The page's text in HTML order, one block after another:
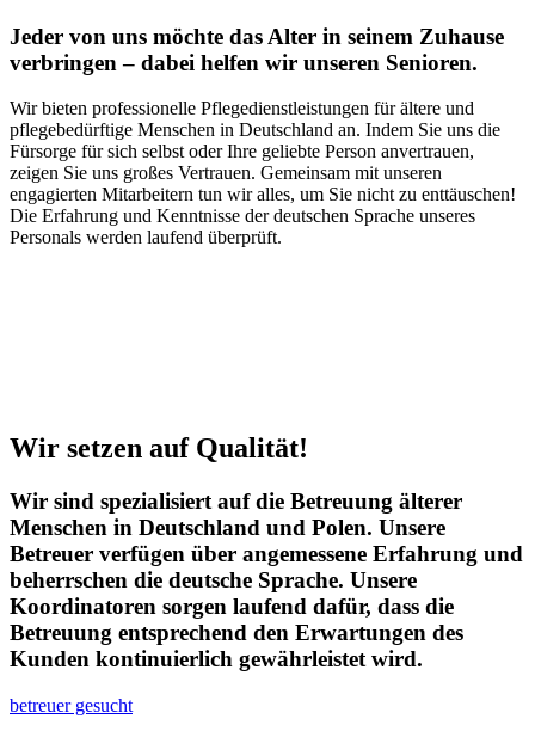
Jeder von uns möchte das Alter in seinem Zuhause
verbringen – dabei helfen wir unseren Senioren.
Wir bieten professionelle Pflegedienstleistungen für ältere und
pflegebedürftige Menschen in Deutschland an. Indem Sie uns die
Fürsorge für sich selbst oder Ihre geliebte Person anvertrauen,
zeigen Sie uns großes Vertrauen. Gemeinsam mit unseren
engagierten Mitarbeitern tun wir alles, um Sie nicht zu enttäuschen!
Die Erfahrung und Kenntnisse der deutschen Sprache unseres
Personals werden laufend überprüft.
Wir setzen auf Qualität!
Wir sind spezialisiert auf die Betreuung älterer
Menschen in Deutschland und Polen. Unsere
Betreuer verfügen über angemessene Erfahrung und
beherrschen die deutsche Sprache. Unsere
Koordinatoren sorgen laufend dafür, dass die
Betreuung entsprechend den Erwartungen des
Kunden kontinuierlich gewährleistet wird.
betreuer gesucht